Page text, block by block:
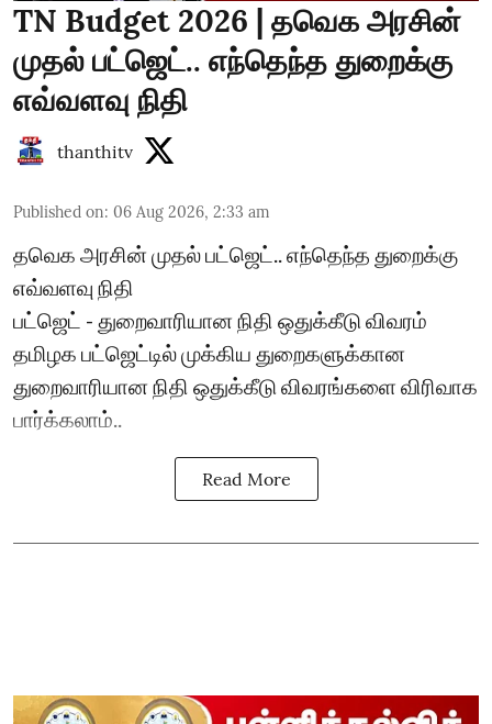
TN Budget 2026 | தவெக அரசின்
முதல் பட்ஜெட்.. எந்தெந்த துறைக்கு
எவ்வளவு நிதி
thanthitv
Published on: 06 Aug 2026, 2:33 am
தவெக அரசின் முதல் பட்ஜெட்.. எந்தெந்த துறைக்கு
எவ்வளவு நிதி
பட்ஜெட் - துறைவாரியான நிதி ஒதுக்கீடு விவரம்
தமிழக பட்ஜெட்டில் முக்கிய துறைகளுக்கான
துறைவாரியான நிதி ஒதுக்கீடு விவரங்களை விரிவாக
பார்க்கலாம்..
Read More